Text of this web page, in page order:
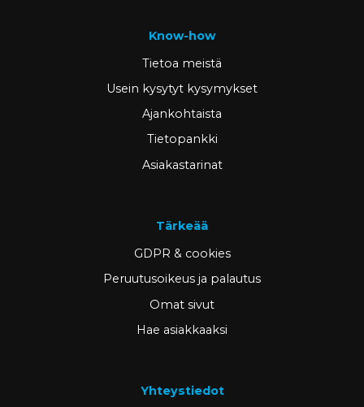
Know-how
Tietoa meistä
Usein kysytyt kysymykset
Ajankohtaista
Tietopankki
Asiakastarinat
Tärkeää
GDPR & cookies
Peruutusoikeus ja palautus
Omat sivut
Hae asiakkaaksi
Yhteystiedot